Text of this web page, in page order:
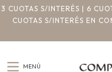
3 CUOTAS S/INTERÉS | 6
CUOTAS S/INTERÉS EN
MENÚ